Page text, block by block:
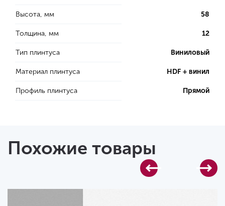
Высота, мм 58
Толщина, мм 12
Тип плинтуса Виниловый
Материал плинтуса HDF + винил
Профиль плинтуса Прямой
Похожие товары